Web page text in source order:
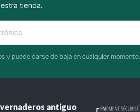
tienda.
y puede darse de baja en cualquier momento.
antiguo